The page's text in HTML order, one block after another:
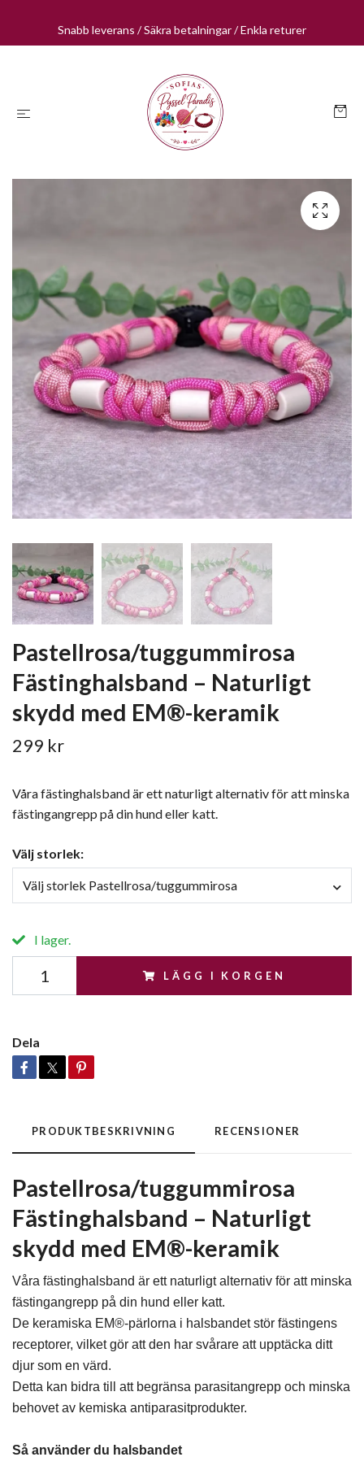
Snabb leverans / Säkra betalningar / Enkla returer
Pastellrosa/tuggummirosa
Fästinghalsband – Naturligt
skydd med EM®-keramik
299 kr
Våra fästinghalsband är ett naturligt alternativ för att minska
fästingangrepp på din hund eller katt.
Välj storlek:
Välj storlek Pastellrosa/tuggummirosa
I lager.
LÄGG I KORGEN
Dela
PRODUKTBESKRIVNING RECENSIONER
Pastellrosa/tuggummirosa
Fästinghalsband – Naturligt
skydd med EM®-keramik
Våra fästinghalsband är ett naturligt alternativ för att minska
fästingangrepp på din hund eller katt.
De keramiska EM®-pärlorna i halsbandet stör fästingens
receptorer, vilket gör att den har svårare att upptäcka ditt
djur som en värd.
Detta kan bidra till att begränsa parasitangrepp och minska
behovet av kemiska antiparasitprodukter.
Så använder du halsbandet